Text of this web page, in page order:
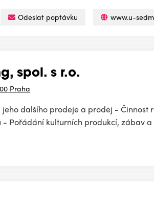
Odeslat poptávku www.u-
spol. s r.o.
Praha
jeho dalšího prodeje a prodej -
Pořádání kulturních produkcí, zábav a